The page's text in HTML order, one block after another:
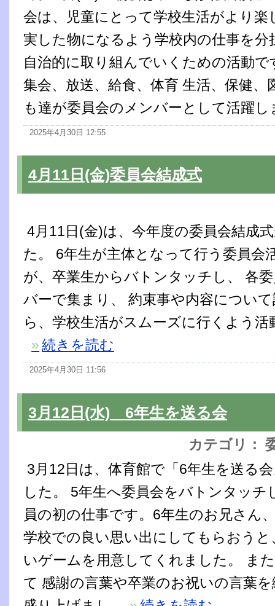
会は、児童にとって学校生活がより楽
実した物になるよう学校内の仕事を分
自治的に取り組んでいくための活動
集会、放送、給食、体育 生活、保健、
も達が委員会のメンバーとして活躍
2025年4月30日 12:55
4月11日(金)委員会結成式
4月11日(金)は、今年度の委員会結成
た。 6年生が主体となって行う委員会
が、卒業生からバトンタッチし、 各
バーで集まり、 約束事や内容につい
ら、学校生活がスムーズに行くよう
»続きを読む
2025年4月30日 11:56
3月12日(水) 6年生を送る会
カテゴリ：
3月12日は、体育館で「6年生を送る
した。 5年生へ委員会をバトンタッチ
員の初の仕事です。6年生のお兄さん
学校での良い思い出にしてもらおう
いゲームを用意してくれました。 ま
て 感謝の言葉や卒業のお祝いの言葉